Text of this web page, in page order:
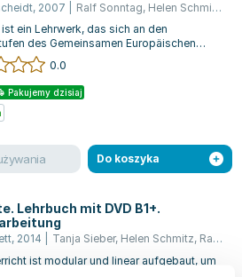
, 2007 Ralf Sonntag, Helen Schmitz
ein Lehrwerk, das sich an den
des Gemeinsamen Europäischen
orientiert. Es bereitet mit de...
0.0
Pakujemy dzisiaj
Do koszyka
Lehrbuch mit DVD B1+.
, 2014 Tanja Sieber, Helen Schmitz, Ralf Sonntag
ist modular und linear aufgebaut, um